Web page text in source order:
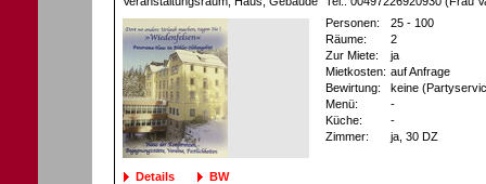
Details BW
Personen:
25 - 100
Räume:
2
Zur Miete:
ja
Mietkosten: auf Anfrage
Bewirtung:
keine
Menü:
-
Küche:
-
Zimmer:
ja , 30 DZ